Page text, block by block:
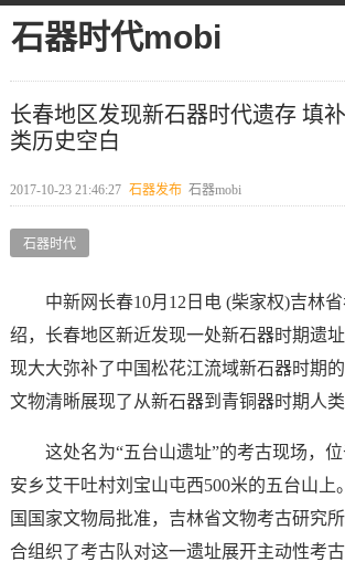
石器时代mobi
长春地区发现新石器时代遗存 填
类历史空白
2017-10-23 21:46:27 石器发布 石器mobi
石器时代
中新网长春10月12日电 (柴家权)吉林省
绍，长春地区新近发现一处新石器时期遗
现大大弥补了中国松花江流域新石器时期
文物清晰展现了从新石器到青铜器时期人类
这处名为“五台山遗址”的考古现场，位
安乡艾干吐村刘宝山屯西500米的五台山上
国国家文物局批准，吉林省文物考古研究
合组织了考古队对这一遗址展开主动性考古